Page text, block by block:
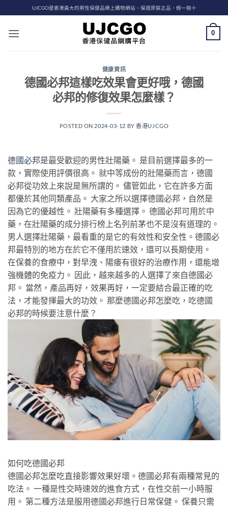
to
content
UJCGO是香港最大的男性保健品網上購物網站、保證原裝正品，假一賠十
0
健康資訊
德國必邦這樣吃效果會更好哦，德國
必邦的修復效果怎麼樣？
POSTED ON 2024-03-12 BY香港UJCGO
德國必邦是最受歡迎的男性壯陽藥。 是目前選擇最多的一
款，實際使用評價很高。 就中等成份的壯陽藥而言，德國
必邦從功效上來說是無所謂的。 儘管如此，它在許多方面
都優於其他同類產品。 大家之所以選擇德國必邦，自然是
因為它的優越性。 壯陽藥有多種選擇。 德國必邦可用於中
藥，在壯陽藥的成分排行榜上名列前茅也不是沒有道理的。
男人選擇壯陽藥，最看重的是它的有效性和安全性。德國必
邦最特別的地方在於它不僅用於速效，還可以長期使用。
在保養的食療中，對早洩、陽痿有很好的治療作用，還能增
強機體的免疫力。 因此，越來越多的人選擇了來自德國必
邦。 當然，產品再好，效果再好，一定要結合最正確的吃
法，才能發揮最大的功效。 那麼德國必邦怎麼吃，吃德國
必邦的時候要注意什麼？
如何吃德國必邦
德國必邦怎麼吃直接影響效果好壞。德國必邦有兩種常見的
吃法。 一種是性交時速效的進食方式，在性交前一小時服
用。 第二種方法是服用德國必邦進行日常保健。 保養只需